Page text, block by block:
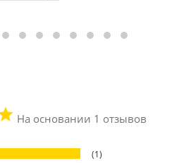
На основании 1 отзывов
1